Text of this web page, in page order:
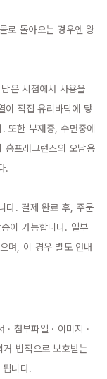
로 돌아오는 경우엔 왕
은 시점에서 사용을
이 직접 유리바닥에 닿
또한 부재중, 수면중에
홈프래그런스의 오남용
.
다. 결제 완료 후, 주문
이 가능합니다. 일부
며, 이 경우 별도 안내
첨부파일 · 이미지 ·
법적으로 보호받는
니다.